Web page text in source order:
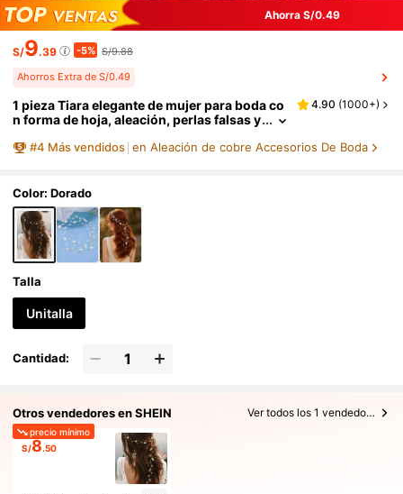
Ahorra S/0.49
S/9.39 -5% S/9.88
Ahorros Extra de S/0.49
1 pieza Tiara elegante de mujer para boda co
n forma de hoja, aleación, perlas falsas y
4.90 (1000+)
#4 Más vendidos en Aleación de cobre Accesorios De Boda
Color: Dorado
Talla
Unitalla
Cantidad:
Otros vendedores en SHEIN Ver todos los 1 vendedores
precio mínimo
S/8.50